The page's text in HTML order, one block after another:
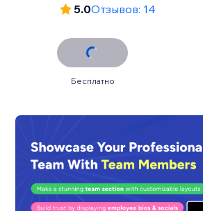
5.0Отзывов: 14
Бесплатно